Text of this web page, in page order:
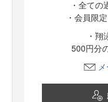
・全て
・会員限
・翔
500円分